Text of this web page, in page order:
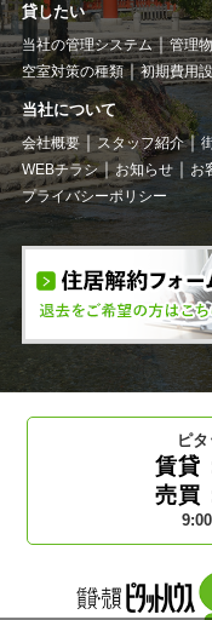
貸したい
当社の管理システム 管理
空室対策の種類
初期費用
当社について
会社概要 スタッフ紹介
WEBチラシ
お知らせ お
プライバシーポリシー
ピ
賃貸
売買